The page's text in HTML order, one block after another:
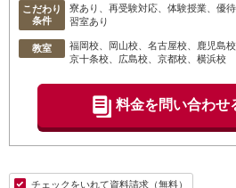
こだわり
条件
寮あり、再受験対応、体験授業、優
習室あり
教室 福岡校 、岡山校 、名古屋校 、鹿児島校
京十条校 、広島校 、京都校 、横浜校
料金を問い合わせ
チェックをいれて資料請求（無料）